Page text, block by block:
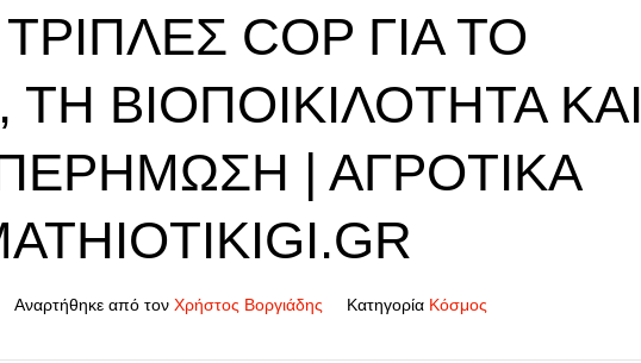
ΤΡΙΠΛΈΣ COP ΓΙΑ ΤΟ
ΤΗ ΒΙΟΠΟΙΚΙΛΌΤΗΤΑ ΚΑΙ
| ΑΓΡΟΤΙΚΆ
Αναρτήθηκε από τον Χρήστος Βοργιάδης Κατηγορία Κόσμος